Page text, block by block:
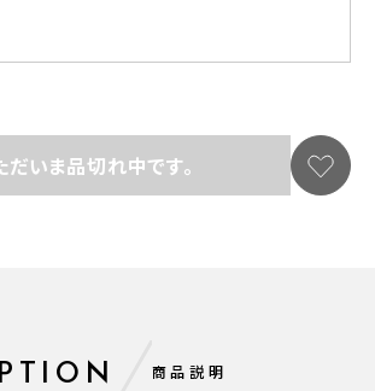
だいま品切れ中です。
商品説明